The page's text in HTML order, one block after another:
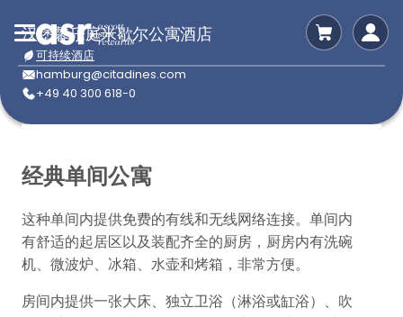
汉堡馨乐庭米歇尔公寓酒店
可持续酒店
hamburg@citadines.com
+49 40 300 618-0
经典单间公寓
这种单间内提供免费的有线和无线网络连接。单间内
有舒适的起居区以及装配齐全的厨房，厨房内有洗碗
机、微波炉、冰箱、水壶和烤箱，非常方便。
房间内提供一张大床、独立卫浴（淋浴或缸浴）、吹